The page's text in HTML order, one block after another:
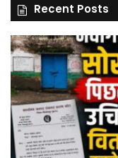
Recent Posts